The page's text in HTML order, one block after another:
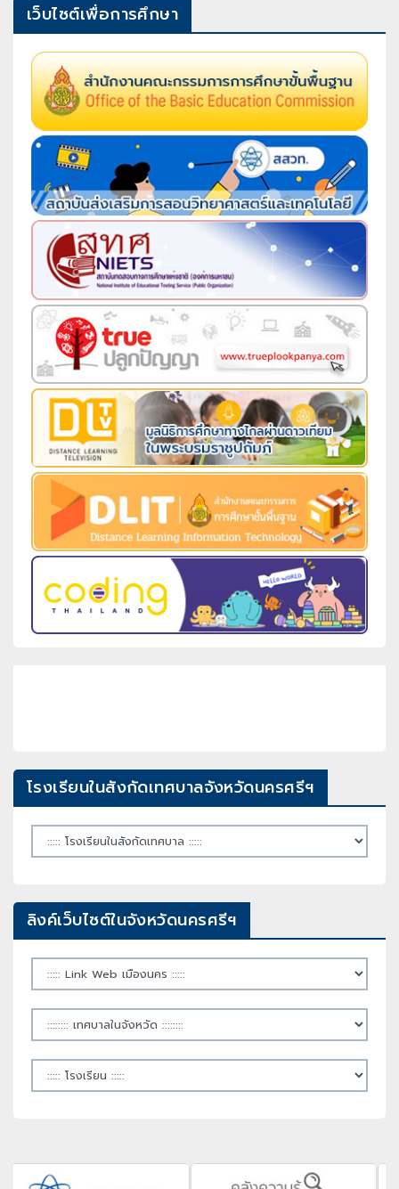
เว็บไซต์เพื่อการศึกษา
โรงเรียนในสังกัดเทศบาลจังหวัดนครศรีฯ
ลิงค์เว็บไซต์ในจังหวัดนครศรีฯ